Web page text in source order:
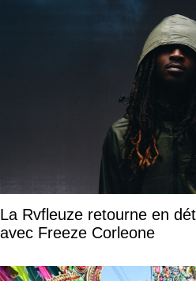
La Rvfleuze retourne en
avec Freeze Corleone